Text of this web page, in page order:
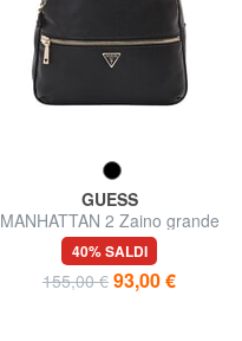
GUESS
MANHATTAN 2 Zaino grande
a 2 scomparti
40% SALDI
155,00 € 93,00 €